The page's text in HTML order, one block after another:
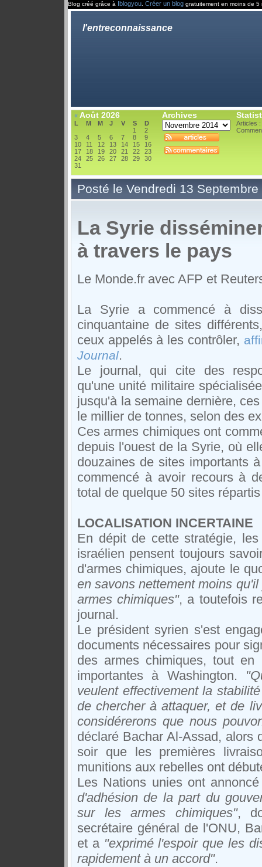
Blog créé grâce à Iblogyou Créer un blog gratuitement en moins de 5
l'entreconnaissance
« Août 2026
L M M J V S
D
1
2
3
4 5 6 7 8
9
10
11 12 13 14 15
16
17
18 19 20 21 22
23
24
25 26 27 28 29
30
31
Archives
Articles :
Posté le Vendredi 13
La Syrie
à travers le pays
Le Monde.fr avec AFP et
La Syrie a commencé à
cinquantaine de sites
ceux appelés à les contrôler,
Journal.
Le journal, qui cite des
qu'une unité militaire
jusqu'à la semaine dernière,
le millier de tonnes, selon des
Ces armes chimiques ont
depuis l'ouest de la Syrie, où
douzaines de sites importants
commencé à avoir recours à
total de quelque 50 sites
LOCALISATION INCERTAINE
En dépit de cette stratégie,
israélien pensent toujours
d'armes chimiques, ajoute le
en savons nettement moins
armes chimiques", a toutefois
journal.
Le président syrien s'est
documents nécessaires pour
des armes chimiques, tout en
importantes à Washington.
veulent effectivement la
de chercher à attaquer, et de
considérerons que nous
déclaré Bachar Al-Assad, alors
soir que les premières
munitions aux rebelles ont
Les Nations unies ont
d'adhésion de la part du
sur les armes chimiques",
secrétaire général de l'ONU,
et a "exprimé l'espoir que les
rapidement à un accord".